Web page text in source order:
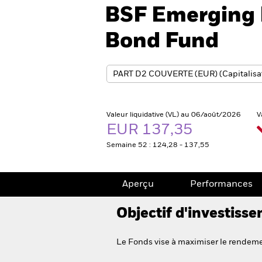
BSF
Bond Fund
Valeur liquidative (VL) au 06/août/2026
EUR 137,35
Semaine 52 : 124,28 - 137,55
Aperçu Performances
Objectif
Le Fonds vise à maximiser le